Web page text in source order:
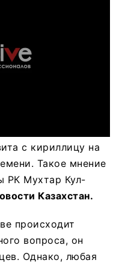
с кириллицу на
Такое мнение
РК Мухтар Кул-
Казахстан.
происходит
вопроса, он
Однако, любая